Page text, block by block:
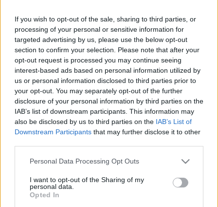
If you wish to opt-out of the sale, sharing to third parties, or
processing of your personal or sensitive information for
targeted advertising by us, please use the below opt-out
section to confirm your selection. Please note that after your
opt-out request is processed you may continue seeing
interest-based ads based on personal information utilized by
us or personal information disclosed to third parties prior to
your opt-out. You may separately opt-out of the further
disclosure of your personal information by third parties on the
IAB’s list of downstream participants. This information may
also be disclosed by us to third parties on the IAB’s List of
Downstream Participants that may further disclose it to other
Please note that this website/app uses one or more Google
not limited to your visit or usage behaviour. You may click to
grant or deny consent to Google and its third-party tags to
use your data for below specified purposes in below Google
Personal Data Processing Opt Outs
I want to opt-out of the Sharing of my
personal data.
Opted In
mutatványa
Kelle Botond •2013. február 23.
Biztosan téged is keresett meg már szervező olyan
ötlettel, hogy valami Harry Pottereset szeretne látni
tőled. Biztosan Brynolf and Ljung életében is volt egy
ilyen felkérés. Ők így oldották meg:
Újabb bűvész dokumentumfilm:
Where the Magic Happens
Újabb független dokumentumfilm van készülőben
profi bűvészekről (többek között Jon Armstrong, Luke
Jeremay és Lance Burton szerepel majd benne):